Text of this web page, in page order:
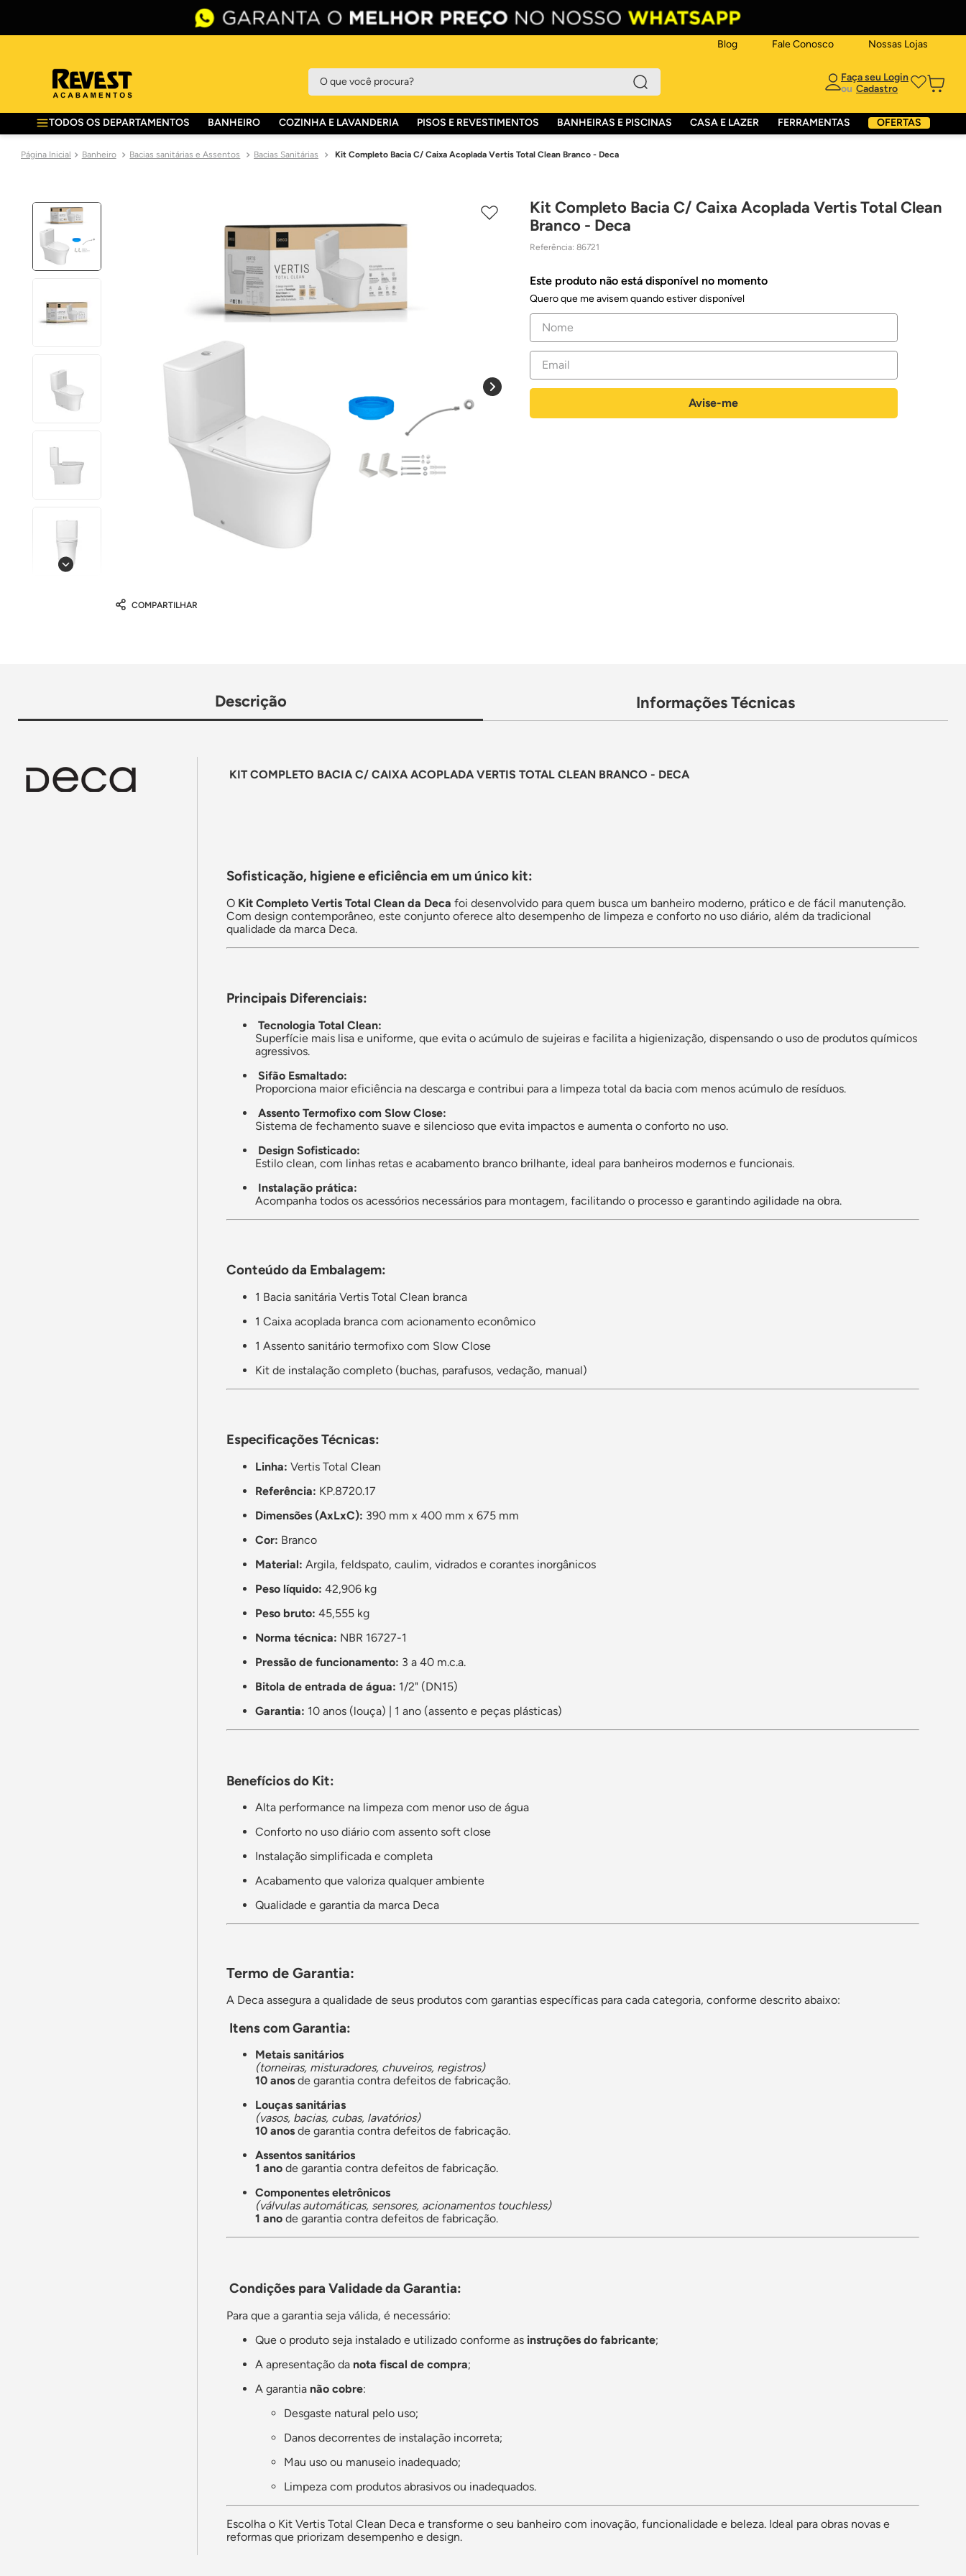
Blog Fale Conosco Nossas Lojas
O que você procura?
ou
TODOS OS DEPARTAMENTOS BANHEIRO COZINHA E LAVANDERIA PISOS E REVESTIMENTOS BANHEIRAS E PISCINAS CASA E LAZER FERRAMENTAS OFERTAS
Banheiro Bacias sanitárias e Assentos Bacias Sanitárias Kit Completo Bacia C/ Caixa Acoplada Vertis Total Clean Branco - Deca
COMPARTILHAR
Kit Completo Bacia C/ Caixa Acoplada Vertis Total Clean
Branco - Deca
Referência: 86721
Este produto não está disponível no momento
Quero que me avisem quando estiver disponível
Descrição Informações Técnicas
KIT COMPLETO BACIA C/ CAIXA ACOPLADA VERTIS TOTAL CLEAN BRANCO - DECA
Sofisticação, higiene e eficiência em um único kit:
O Kit Completo Vertis Total Clean da Deca foi desenvolvido para quem busca um banheiro moderno, prático e de fácil manutenção.
Com design contemporâneo, este conjunto oferece alto desempenho de limpeza e conforto no uso diário, além da tradicional
qualidade da marca Deca.
Principais Diferenciais:
Tecnologia Total Clean:
Superfície mais lisa e uniforme, que evita o acúmulo de sujeiras e facilita a higienização, dispensando o uso de produtos químicos
agressivos.
Sifão Esmaltado:
Proporciona maior eficiência na descarga e contribui para a limpeza total da bacia com menos acúmulo de resíduos.
Assento Termofixo com Slow Close:
Sistema de fechamento suave e silencioso que evita impactos e aumenta o conforto no uso.
Design Sofisticado:
Estilo clean, com linhas retas e acabamento branco brilhante, ideal para banheiros modernos e funcionais.
Instalação prática:
Acompanha todos os acessórios necessários para montagem, facilitando o processo e garantindo agilidade na obra.
Conteúdo da Embalagem:
1 Bacia sanitária Vertis Total Clean branca
1 Caixa acoplada branca com acionamento econômico
1 Assento sanitário termofixo com Slow Close
Kit de instalação completo (buchas, parafusos, vedação, manual)
Especificações Técnicas:
Linha: Vertis Total Clean
Referência: KP.8720.17
Dimensões (AxLxC): 390 mm x 400 mm x 675 mm
Cor: Branco
Material: Argila, feldspato, caulim, vidrados e corantes inorgânicos
Peso líquido: 42,906 kg
Peso bruto: 45,555 kg
Norma técnica: NBR 16727-1
Pressão de funcionamento: 3 a 40 m.c.a.
Bitola de entrada de água: 1/2" (DN15)
Garantia: 10 anos (louça) | 1 ano (assento e peças plásticas)
Benefícios do Kit:
Alta performance na limpeza com menor uso de água
Conforto no uso diário com assento soft close
Instalação simplificada e completa
Acabamento que valoriza qualquer ambiente
Qualidade e garantia da marca Deca
Termo de Garantia:
A Deca assegura a qualidade de seus produtos com garantias específicas para cada categoria, conforme descrito abaixo:
Itens com Garantia:
Metais sanitários
(torneiras, misturadores, chuveiros, registros)
10 anos de garantia contra defeitos de fabricação.
Louças sanitárias
(vasos, bacias, cubas, lavatórios)
10 anos de garantia contra defeitos de fabricação.
Assentos sanitários
1 ano de garantia contra defeitos de fabricação.
Componentes eletrônicos
(válvulas automáticas, sensores, acionamentos touchless)
1 ano de garantia contra defeitos de fabricação.
Condições para Validade da Garantia:
Para que a garantia seja válida, é necessário:
Que o produto seja instalado e utilizado conforme as instruções do fabricante;
A apresentação da nota fiscal de compra;
A garantia não cobre:
Desgaste natural pelo uso;
Danos decorrentes de instalação incorreta;
Mau uso ou manuseio inadequado;
Limpeza com produtos abrasivos ou inadequados.
Escolha o Kit Vertis Total Clean Deca e transforme o seu banheiro com inovação, funcionalidade e beleza. Ideal para obras novas e
reformas que priorizam desempenho e design.